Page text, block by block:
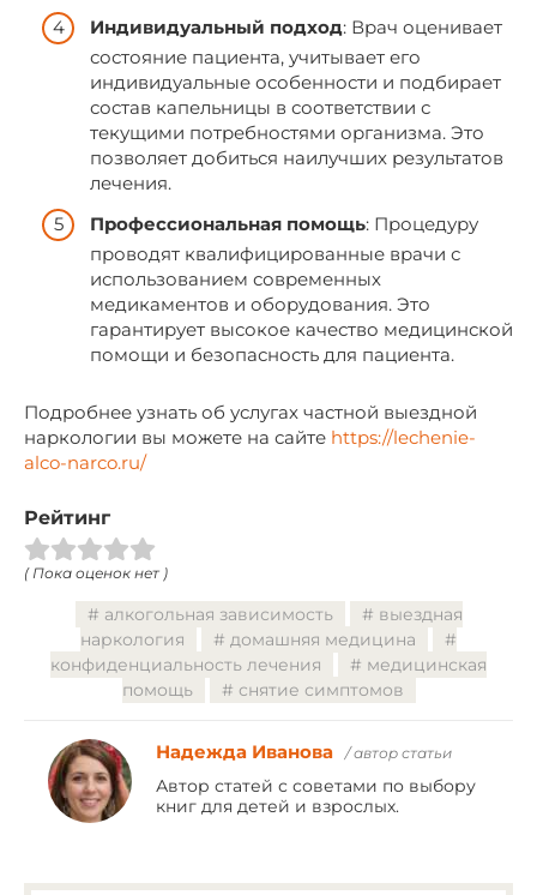
Индивидуальный подход: Врач оценивает
состояние пациента, учитывает его
индивидуальные особенности и подбирает
состав капельницы в соответствии с
текущими потребностями организма. Это
позволяет добиться наилучших результатов
лечения.
Профессиональная помощь: Процедуру
проводят квалифицированные врачи с
использованием современных
медикаментов и оборудования. Это
гарантирует высокое качество медицинской
помощи и безопасность для пациента.
Подробнее узнать об услугах частной выездной
наркологии вы можете на сайте https://lechenie-
alco-narco.ru/
Рейтинг
( Пока оценок нет )
алкогольная зависимость
выездная
наркология
домашняя медицина
конфиденциальность лечения
медицинская
помощь
снятие симптомов
Надежда Иванова / автор статьи
Автор статей с советами по выбору
книг для детей и взрослых.